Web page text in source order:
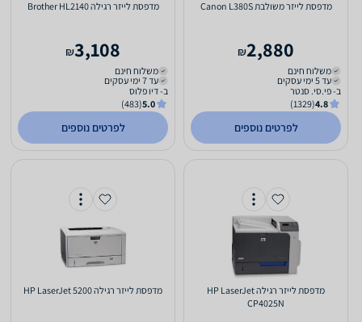
‏מדפסת לייזר ‏משולבת Canon L380S
2,880
₪
משלוח חינם
עד 5 ימי עסקים
ב- פי.סי. סנטר
4.8
(1329)
לפרטים נוספים
‏מדפסת לייזר ‏רגילה Brother HL2140
3,108
₪
משלוח חינם
עד 7 ימי עסקים
ב- דיו פלוס
5.0
(483)
לפרטים נוספים
‏מדפסת לייזר ‏רגילה HP LaserJet
CP4025N
‏מדפסת לייזר ‏רגילה HP LaserJet 5200